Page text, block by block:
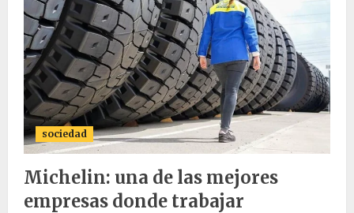
sociedad
Michelin: una de las mejores
empresas donde trabajar